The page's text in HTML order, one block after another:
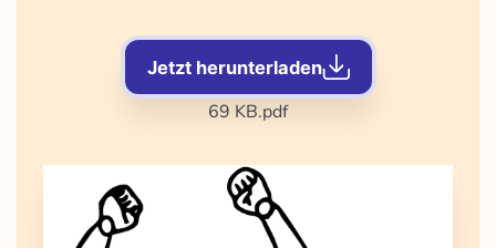
Jetzt herunterladen
69 KB.pdf